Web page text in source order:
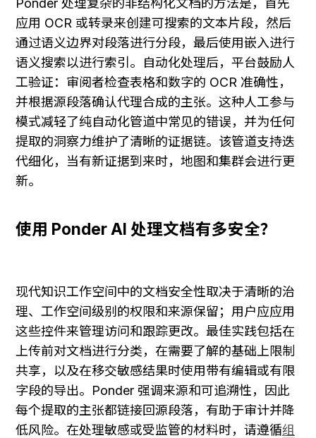
Ponder 处理复杂的非结构化文档的方法是，首先
应用 OCR 或转录来创建可搜索的文本片段，然后
通过语义边界对段落进行分段，最后使用嵌入进行
语义搜索以进行索引。自动化处理后，平台鼓励人
工验证：审阅者检查表格和数字的 OCR 准确性，
并根据源段落确认代理合成的主张。这种人工参与
模式减轻了纯自动化管道中常见的错误，并为任何
提取的洞察力维护了清晰的证据链。该管道支持迭
代细化，当有新证据到来时，地图和集群会进行更
新。
使用 Ponder AI 处理文档有多安全？
现代知识工作空间中的文档安全性取决于清晰的治
理、工作空间级别的权限和来源保留；用户应应用
这些控件来管理访问和跟踪更改。最佳实践包括在
上传前对文档进行分类，在需要了解的基础上限制
共享，以及在移交敏感结果时使用带有编辑或有限
字段的导出。Ponder 强调来源和可追溯性，因此
每个提取的主张都链接回源段落，有助于审计并降
低风险。在处理敏感或受监管的材料时，请遵循组